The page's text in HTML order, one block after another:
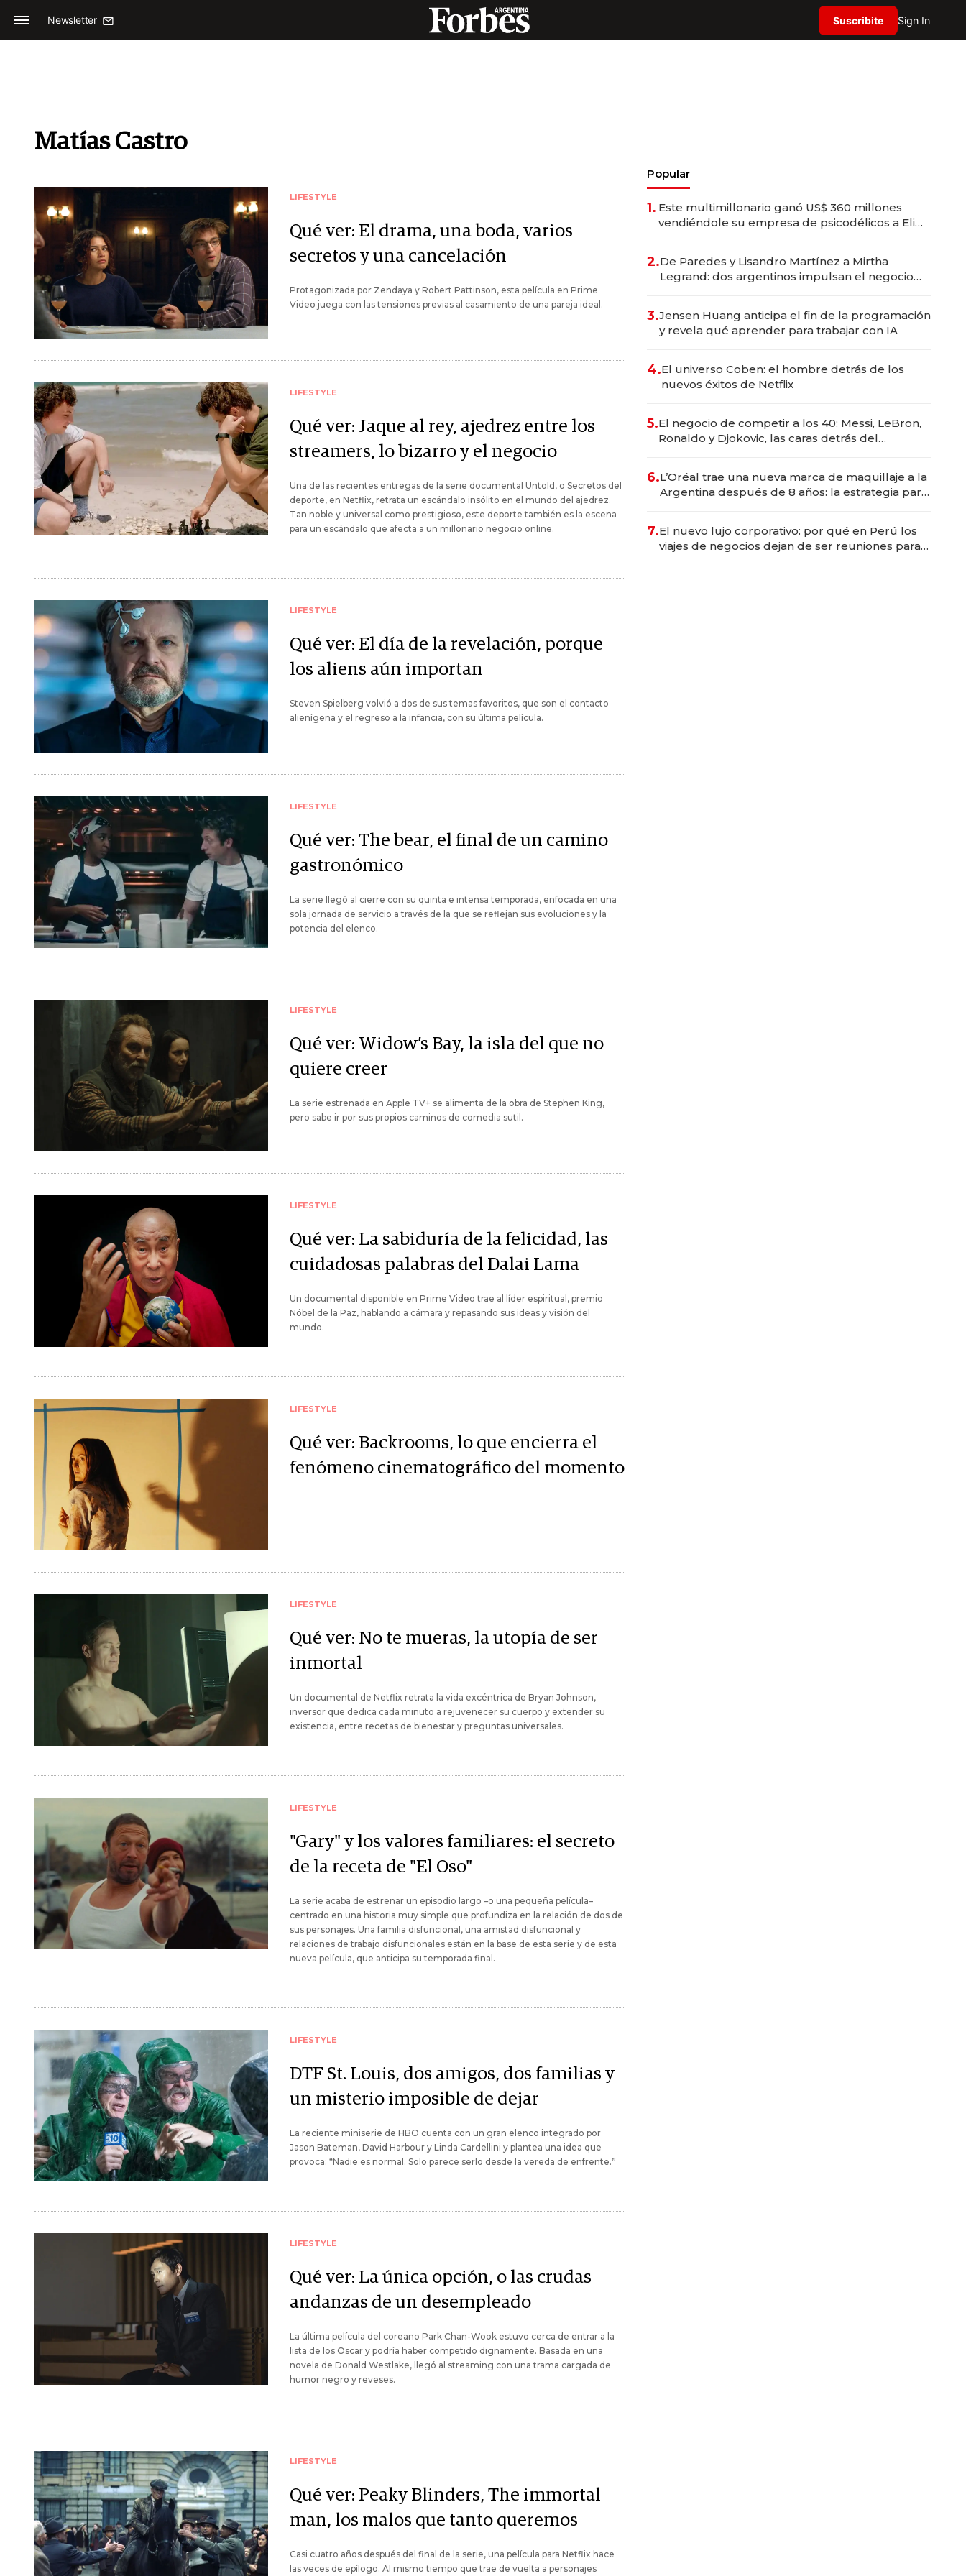
Newsletter Suscribite Sign In
Matías Castro
LIFESTYLE
Qué ver: El drama, una boda, varios
secretos y una cancelación
Protagonizada por Zendaya y Robert Pattinson, esta película en Prime
Video juega con las tensiones previas al casamiento de una pareja ideal.
LIFESTYLE
Qué ver: Jaque al rey, ajedrez entre los
streamers, lo bizarro y el negocio
Una de las recientes entregas de la serie documental Untold, o Secretos del
deporte, en Netflix, retrata un escándalo insólito en el mundo del ajedrez.
Tan noble y universal como prestigioso, este deporte también es la escena
para un escándalo que afecta a un millonario negocio online.
LIFESTYLE
Qué ver: El día de la revelación, porque
los aliens aún importan
Steven Spielberg volvió a dos de sus temas favoritos, que son el contacto
alienígena y el regreso a la infancia, con su última película.
LIFESTYLE
Qué ver: The bear, el final de un camino
gastronómico
La serie llegó al cierre con su quinta e intensa temporada, enfocada en una
sola jornada de servicio a través de la que se reflejan sus evoluciones y la
potencia del elenco.
LIFESTYLE
Qué ver: Widow’s Bay, la isla del que no
quiere creer
La serie estrenada en Apple TV+ se alimenta de la obra de Stephen King,
pero sabe ir por sus propios caminos de comedia sutil.
LIFESTYLE
Qué ver: La sabiduría de la felicidad, las
cuidadosas palabras del Dalai Lama
Un documental disponible en Prime Video trae al líder espiritual, premio
Nóbel de la Paz, hablando a cámara y repasando sus ideas y visión del
mundo.
LIFESTYLE
Qué ver: Backrooms, lo que encierra el
fenómeno cinematográfico del momento
LIFESTYLE
Qué ver: No te mueras, la utopía de ser
inmortal
Un documental de Netflix retrata la vida excéntrica de Bryan Johnson,
inversor que dedica cada minuto a rejuvenecer su cuerpo y extender su
existencia, entre recetas de bienestar y preguntas universales.
LIFESTYLE
"Gary" y los valores familiares: el secreto
de la receta de "El Oso"
La serie acaba de estrenar un episodio largo –o una pequeña película–
centrado en una historia muy simple que profundiza en la relación de dos de
sus personajes. Una familia disfuncional, una amistad disfuncional y
relaciones de trabajo disfuncionales están en la base de esta serie y de esta
nueva película, que anticipa su temporada final.
LIFESTYLE
DTF St. Louis, dos amigos, dos familias y
un misterio imposible de dejar
La reciente miniserie de HBO cuenta con un gran elenco integrado por
Jason Bateman, David Harbour y Linda Cardellini y plantea una idea que
provoca: “Nadie es normal. Solo parece serlo desde la vereda de enfrente.”
LIFESTYLE
Qué ver: La única opción, o las crudas
andanzas de un desempleado
La última película del coreano Park Chan-Wook estuvo cerca de entrar a la
lista de los Oscar y podría haber competido dignamente. Basada en una
novela de Donald Westlake, llegó al streaming con una trama cargada de
humor negro y reveses.
LIFESTYLE
Qué ver: Peaky Blinders, The immortal
man, los malos que tanto queremos
Casi cuatro años después del final de la serie, una película para Netflix hace
las veces de epílogo. Al mismo tiempo que trae de vuelta a personajes
Popular
1. Este multimillonario ganó US$ 360 millones
vendiéndole su empresa de psicodélicos a Eli
2.De Paredes y Lisandro Martínez a Mirtha
Legrand: dos argentinos impulsan el negocio
3.Jensen Huang anticipa el fin de la programación
y revela qué aprender para trabajar con IA
4.El universo Coben: el hombre detrás de los
nuevos éxitos de Netflix
5.El negocio de competir a los 40: Messi, LeBron,
Ronaldo y Djokovic, las caras detrás del
6.L’Oréal trae una nueva marca de maquillaje a la
Argentina después de 8 años: la estrategia para
7.El nuevo lujo corporativo: por qué en Perú los
viajes de negocios dejan de ser reuniones para